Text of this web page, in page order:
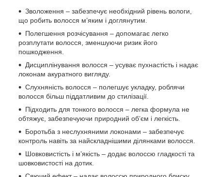
Зволоження – забезпечує необхідний рівень вологи,
що робить волосся м’яким і доглянутим.
Полегшення розчісування – допомагає легко
розплутати волосся, зменшуючи ризик його
пошкодження.
Дисциплінування волосся – усуває пухнастість і надає
локонам акуратного вигляду.
Слухняність волосся – полегшує укладку, роблячи
волосся більш піддатливим до стилізації.
Підходить для тонкого волосся – легка формула не
обтяжує, забезпечуючи природний об’єм і легкість.
Боротьба з неслухняними локонами – забезпечує
контроль навіть за найскладнішими ділянками волосся.
Шовковистість і м’якість – додає волоссю гладкості та
шовковистості на дотик.